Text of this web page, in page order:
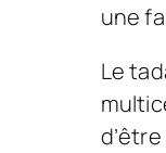
une
Le